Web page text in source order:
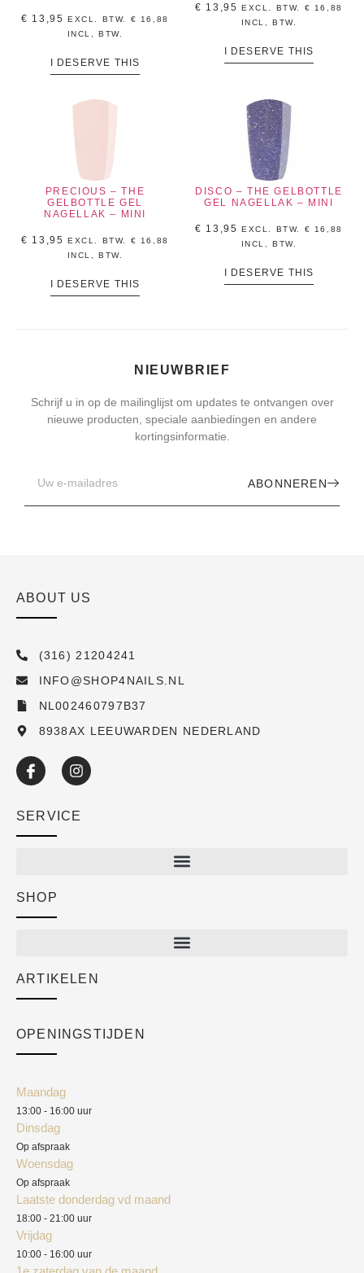
€ 13,95 EXCL. BTW. €
16,88
INCL, BTW.
I DESERVE THIS
€ 13,95 EXCL. BTW. €
16,88
INCL, BTW.
I DESERVE THIS
PRECIOUS – THE
GELBOTTLE GEL
NAGELLAK – MINI
€ 13,95 EXCL. BTW. €
16,88
INCL, BTW.
I DESERVE THIS
DISCO – THE GELBOTTLE
GEL NAGELLAK – MINI
€ 13,95 EXCL. BTW. €
16,88
INCL, BTW.
I DESERVE THIS
NIEUWBRIEF
Schrijf u in op de mailinglijst om updates te ontvangen over
nieuwe producten, speciale aanbiedingen en andere
kortingsinformatie.
ABONNEREN
ABOUT US
(316) 21204241
INFO@SHOP4NAILS.NL
NL002460797B37
8938AX LEEUWARDEN NEDERLAND
SERVICE
Academy
SHOP
ARTIKELEN
OPENINGSTIJDEN
Maandag
13:00 - 16:00 uur
Dinsdag
Op afspraak
Woensdag
Op afspraak
Laatste donderdag vd maand
18:00 - 21:00 uur
Vrijdag
10:00 - 16:00 uur